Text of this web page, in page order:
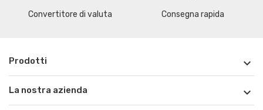
Convertitore di valuta Consegna rapida
Prodotti 
La nostra azienda 